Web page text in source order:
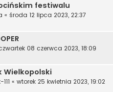
festiwalu
« środa 12 lipca 2023, 22:37
08 czerwca 2023, 18:09
Wielkopolski
« wtorek 25 kwietnia 2023, 19:02